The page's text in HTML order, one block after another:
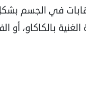
في الجسم
بالكاكاو، أو